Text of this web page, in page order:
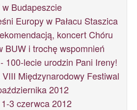
Budapeszcie
Europy w Pałacu Staszica
koncert Chóru
BUW i trochę wspomnień
100-lecie urodzin Pani Ireny!
Międzynarodowy Festiwal
2012
3 czerwca 2012